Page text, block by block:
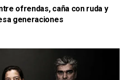
ofrendas, caña con ruda y
generaciones